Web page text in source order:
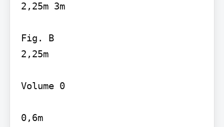
2,25m 3m
Fig. B
2,25m
Volume 0
0,6m